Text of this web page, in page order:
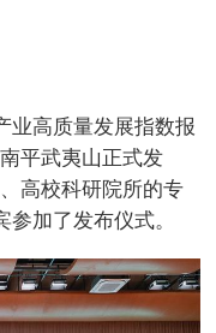
业高质量发展指数报
平武夷山正式发
高校科研院所的专
加了发布仪式。